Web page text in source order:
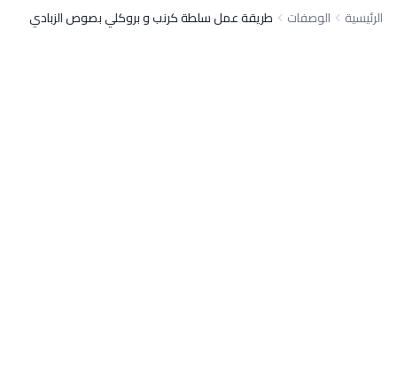
الرئيسية الوصفات طريقة عمل سلطة كرنب و بروكلي بصوص الزبادي